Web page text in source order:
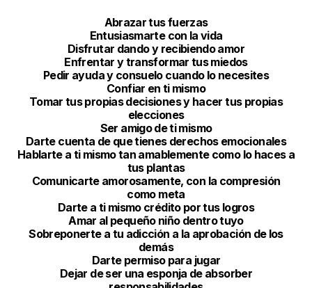
Abrazar tus fuerzas
Entusiasmarte con la vida
Disfrutar dando y recibiendo amor
Enfrentar y transformar tus miedos
Pedir ayuda y consuelo cuando lo necesites
Confiar en ti mismo
Tomar tus propias decisiones y hacer tus propias
elecciones
Ser amigo de ti mismo
Darte cuenta de que tienes derechos emocionales
Hablarte a ti mismo tan amablemente como lo haces a
tus plantas
Comunicarte amorosamente, con la compresión
como meta
Darte a ti mismo crédito por tus logros
Amar al pequeño niño dentro tuyo
Sobreponerte a tu adicción a la aprobación de los
demás
Darte permiso para jugar
Dejar de ser una esponja de absorber